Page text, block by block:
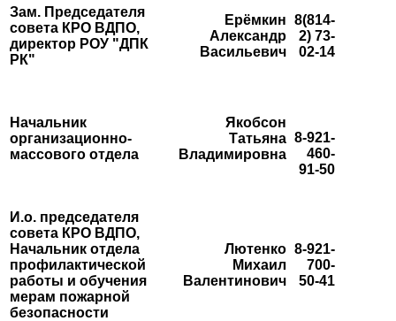
Зам. Председателя
совета КРО ВДПО,
директор РОУ "ДПК
РК"
Ерёмкин
Александр
Васильевич
8(814-
2) 73-
02-14
Начальник
организационно-
массового отдела
Якобсон
Татьяна
Владимировна
8-921-
460-
91-50
И.о. председателя
совета КРО ВДПО,
Начальник отдела
профилактической
работы и обучения
мерам пожарной
безопасности
Лютенко
Михаил
Валентинович
8-921-
700-
50-41